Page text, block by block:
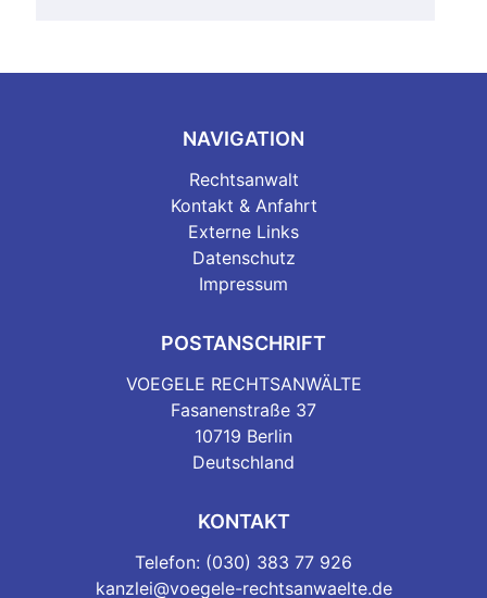
NAVIGATION
Rechtsanwalt
Kontakt & Anfahrt
Externe Links
Datenschutz
Impressum
POSTANSCHRIFT
VOEGELE RECHTSANWÄLTE
Fasanenstraße 37
10719 Berlin
Deutschland
KONTAKT
Telefon: (030) 383 77 926
kanzlei@voegele-rechtsanwaelte.de